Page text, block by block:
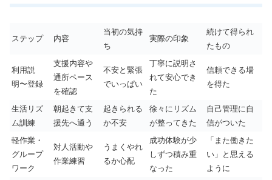
ステップ 内容
当初の気持
ち
実際の印象
続けて得られ
たもの
利用説
明〜登録
支援内容や
通所ペース
を確認
不安と緊張
でいっぱい
丁寧に説明さ
れて安心でき
た
信頼できる場
を得た
生活リズ
ム訓練
朝起きて支
援先へ通う
起きられる
か不安
徐々にリズム
が整ってきた
自己管理に自
信がついた
軽作業・
グループ
ワーク
対人活動や
作業練習
うまくやれ
るか心配
成功体験が少
しずつ積み重
なった
「また働きた
い」と思える
ように